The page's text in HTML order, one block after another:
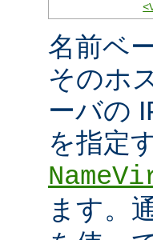
名前ベ
そのホ
ーバの
を指定
ます。